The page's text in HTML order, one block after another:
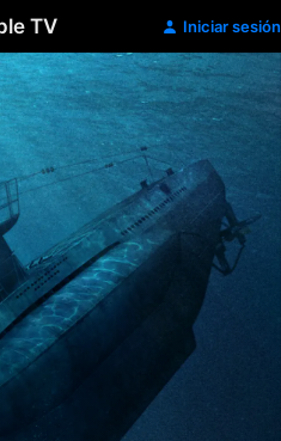
TV Iniciar sesión